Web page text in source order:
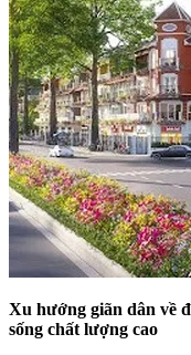
Xu hướng giãn dân về
sống chất lượng cao